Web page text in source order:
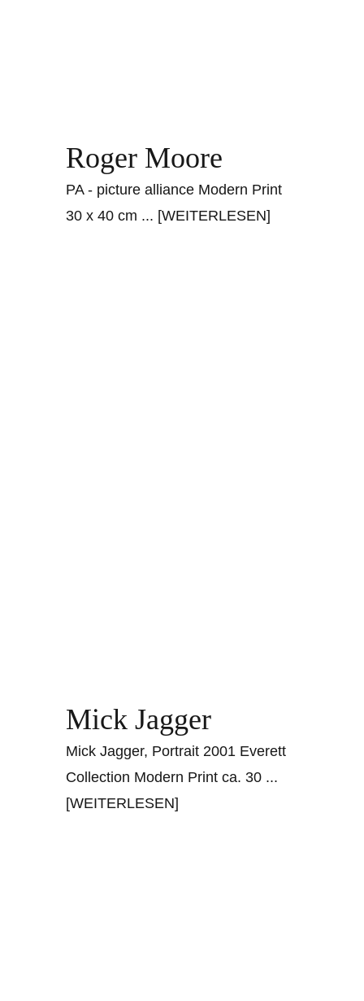
Roger Moore
PA - picture alliance Modern Print
30 x 40 cm ... [WEITERLESEN]
Mick Jagger
Mick Jagger, Portrait 2001 Everett
Collection Modern Print ca. 30 ...
[WEITERLESEN]